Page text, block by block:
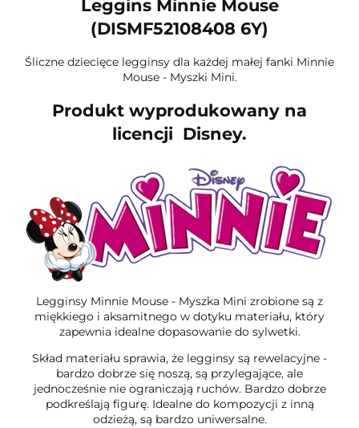
Leggins Minnie Mouse
(DISMF52108408 6Y)
Śliczne dziecięce legginsy dla każdej małej fanki Minnie
Mouse - Myszki Mini.
Produkt wyprodukowany na
licencji Disney.
Legginsy Minnie Mouse - Myszka Mini zrobione są z
miękkiego i aksamitnego w dotyku materiału, który
zapewnia idealne dopasowanie do sylwetki.
Skład materiału sprawia, że legginsy są rewelacyjne -
bardzo dobrze się noszą, są przylegające, ale
jednocześnie nie ograniczają ruchów. Bardzo dobrze
podkreślają figurę. Idealne do kompozycji z inną
odzieżą, są bardzo uniwersalne.